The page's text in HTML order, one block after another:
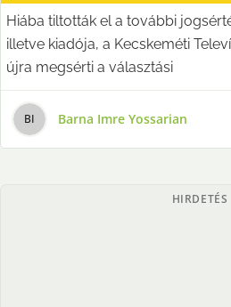
Hiába tiltották el a további
illetve kiadója, a Kecskeméti
újra megsérti a választási
BI Barna Imre Yossarian
HIRDETÉS